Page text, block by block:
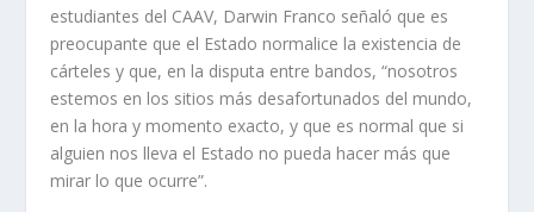
estudiantes del CAAV, Darwin Franco señaló que es
preocupante que el Estado normalice la existencia de
cárteles y que, en la disputa entre bandos, “nosotros
estemos en los sitios más desafortunados del mundo,
en la hora y momento exacto, y que es normal que si
alguien nos lleva el Estado no pueda hacer más que
mirar lo que ocurre”.